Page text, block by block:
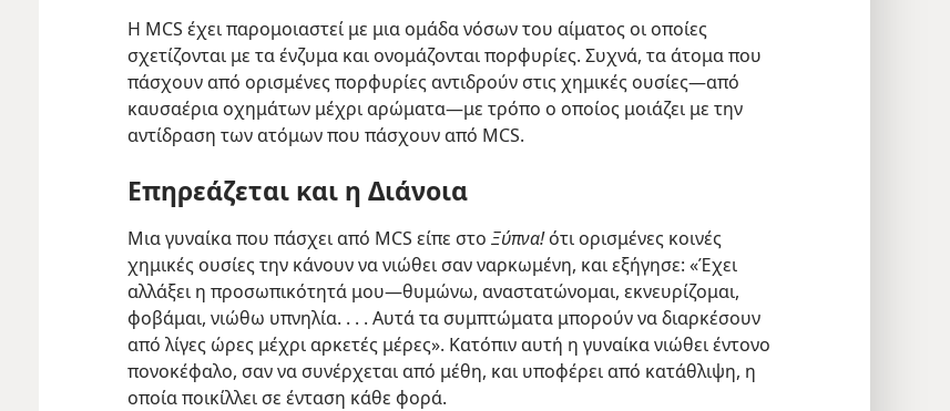
Η MCS έχει παρομοιαστεί με μια ομάδα νόσων του αίματος οι οποίες
σχετίζονται με τα ένζυμα και ονομάζονται πορφυρίες. Συχνά, τα άτομα που
πάσχουν από ορισμένες πορφυρίες αντιδρούν στις χημικές ουσίες​—από
καυσαέρια οχημάτων μέχρι αρώματα—​με τρόπο ο οποίος μοιάζει με την
αντίδραση των ατόμων που πάσχουν από MCS.
Επηρεάζεται και η Διάνοια
Μια γυναίκα που πάσχει από MCS είπε στο Ξύπνα!ότι ορισμένες κοινές
χημικές ουσίες την κάνουν να νιώθει σαν ναρκωμένη, και εξήγησε: «Έχει
αλλάξει η προσωπικότητά μου​—θυμώνω, αναστατώνομαι, εκνευρίζομαι,
φοβάμαι, νιώθω υπνηλία. . . . Αυτά τα συμπτώματα μπορούν να διαρκέσουν
από λίγες ώρες μέχρι αρκετές μέρες». Κατόπιν αυτή η γυναίκα νιώθει έντονο
πονοκέφαλο, σαν να συνέρχεται από μέθη, και υποφέρει από κατάθλιψη, η
οποία ποικίλλει σε ένταση κάθε φορά.